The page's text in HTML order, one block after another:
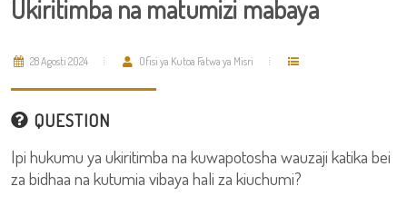
Ukiritimba na matumizi mabaya
28 Agosti 2024 Ofisi ya Kutoa Fatwa ya Misri
QUESTION
Ipi hukumu ya ukiritimba na kuwapotosha wauzaji katika bei
za bidhaa na kutumia vibaya hali za kiuchumi?